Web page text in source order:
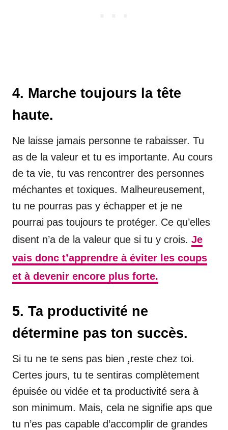
4. Marche toujours la tête
haute.
Ne laisse jamais personne te rabaisser. Tu
as de la valeur et tu es importante. Au cours
de ta vie, tu vas rencontrer des personnes
méchantes et toxiques. Malheureusement,
tu ne pourras pas y échapper et je ne
pourrai pas toujours te protéger. Ce qu’elles
disent n’a de la valeur que si tu y crois. Je
vais donc t’apprendre à éviter les coups
et à devenir encore plus forte.
5. Ta productivité ne
détermine pas ton succès.
Si tu ne te sens pas bien ,reste chez toi.
Certes jours, tu te sentiras complètement
épuisée ou vidée et ta productivité sera à
son minimum. Mais, cela ne signifie aps que
tu n’es pas capable d’accomplir de grandes